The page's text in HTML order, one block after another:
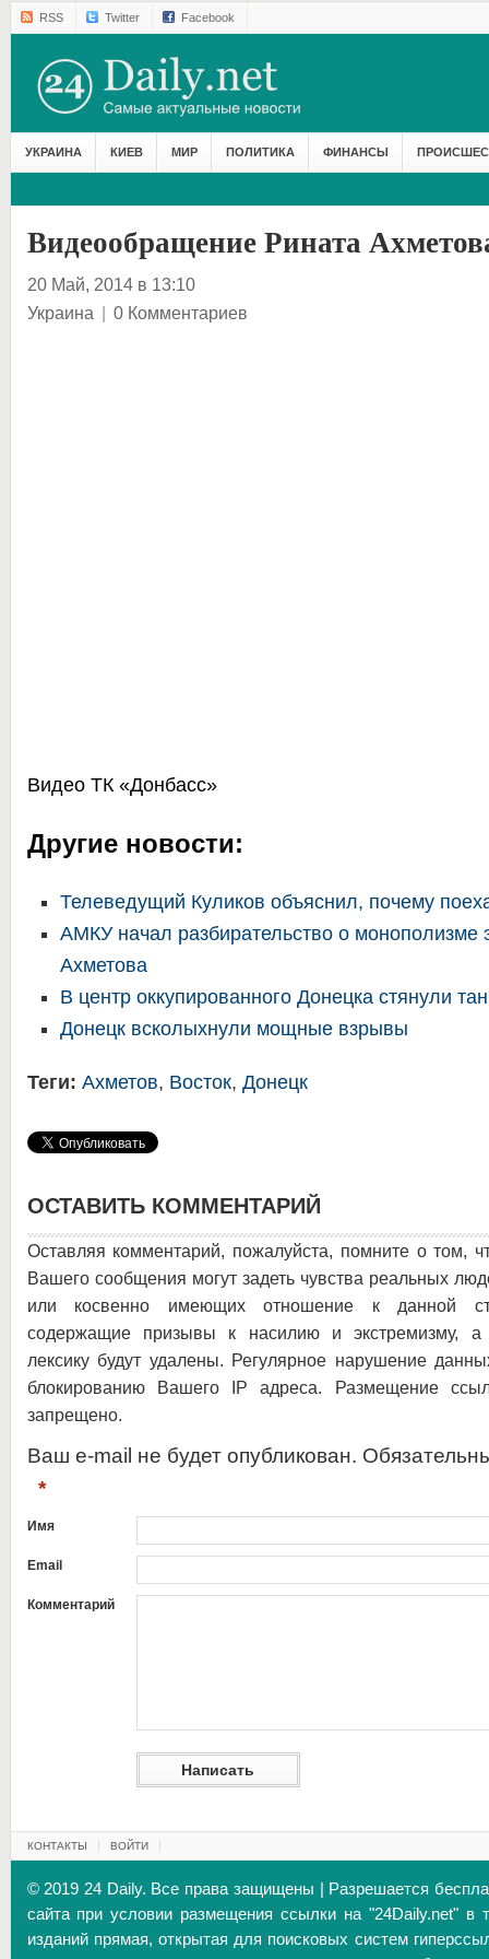
RSS Twitter Facebook
УКРАИНА КИЕВ МИР ПОЛИТИКА ФИНАНСЫ
Видеообращение Рината
20 Май, 2014 в 13:10
Украина | 0 Комментариев
Видео ТК «Донбасс»
Другие новости:
Телеведущий Куликов объяснил, почему
АМКУ начал разбирательство о монополизме
Ахметова
В центр оккупированного Донецка стянули
Донецк всколыхнули мощные взрывы
Теги: Ахметов, Восток, Донецк
ОСТАВИТЬ КОММЕНТАРИЙ
Оставляя комментарий, пожалуйста, помните о том,
Вашего сообщения могут задеть чувства реальных
или косвенно имеющих отношение к данной
содержащие призывы к насилию и экстремизму, а
лексику будут удалены. Регулярное нарушение
блокированию Вашего IP адреса. Размещение
запрещено.
Ваш e-mail не будет опубликован.
*
Имя
Email
Комментарий
КОНТАКТЫ ВОЙТИ
© 2019 24 Daily. Все права защищены | Разрешается
сайта при условии размещения ссылки на "24Daily.net" в
изданий прямая, открытая для поисковых систем